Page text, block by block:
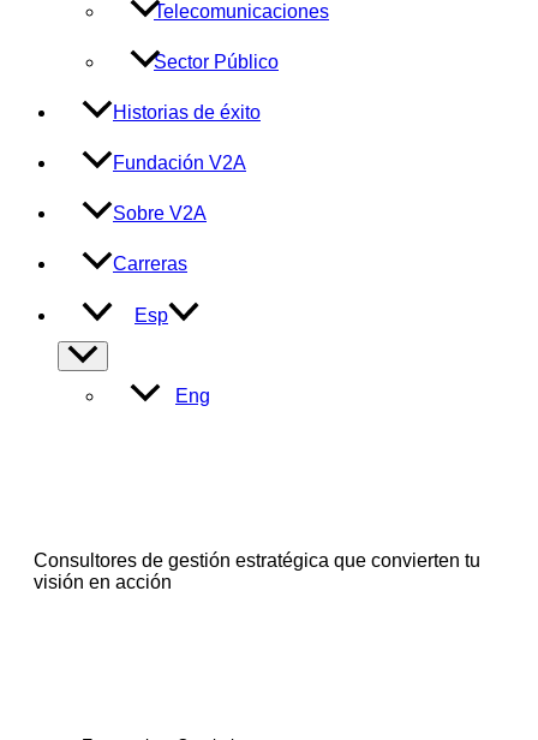
Telecomunicaciones
Sector Público
Historias de éxito
Fundación V2A
Sobre V2A
Carreras
Esp
Alternar
menú
Eng
Consultores de gestión estratégica que convierten tu
visión en acción